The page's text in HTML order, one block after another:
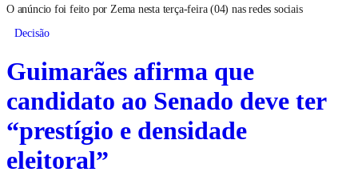
O anúncio foi feito por Zema nesta terça-feira (04) nas redes sociais
Decisão
Guimarães afirma que
candidato ao Senado deve ter
“prestígio e densidade
eleitoral”